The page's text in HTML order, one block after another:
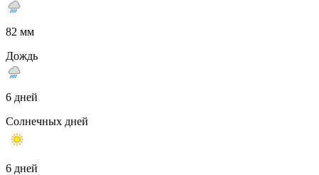
82 мм
Дождь
6 дней
Солнечных дней
6 дней